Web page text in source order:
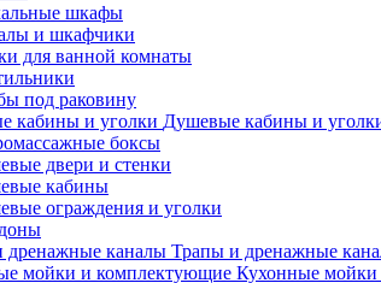
шкафы
и шкафчики
для ванной комнаты
под раковину
Душевые кабины и
боксы
двери и стенки
кабины
ограждения и уголки
Трапы и дренажные
Кухонные